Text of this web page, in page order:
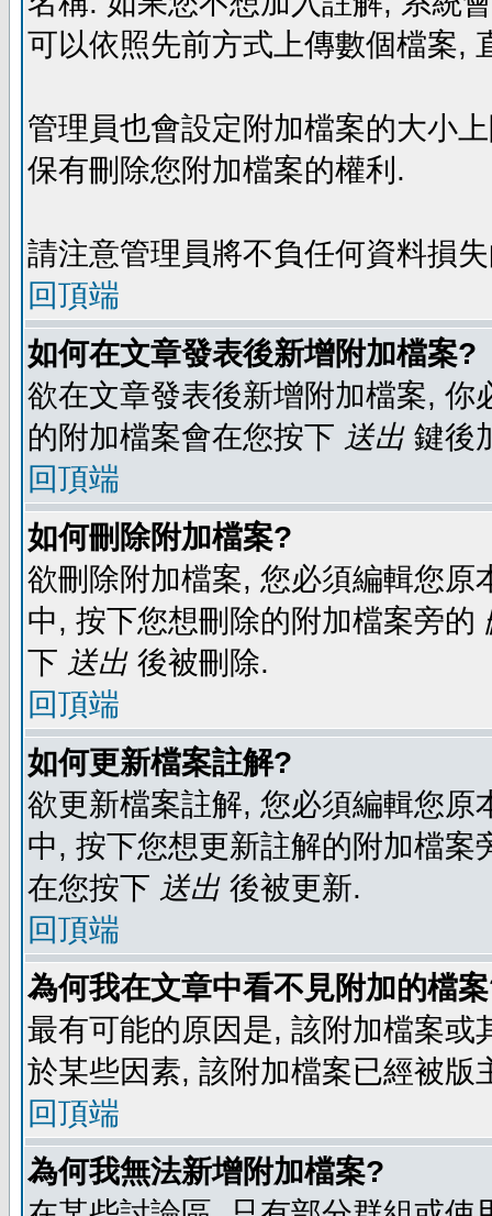
可以依照先前方式上傳數個檔案,
管理員也會設定附加檔案的大小
保有刪除您附加檔案的權利.
請注意管理員將不負任何資料損
回頂端
如何在文章發表後新增附加檔案?
欲在文章發表後新增附加檔案,
的附加檔案會在您按下 送出 鍵後
回頂端
如何刪除附加檔案?
欲刪除附加檔案, 您必須編輯您
中, 按下您想刪除的附加檔案旁的
下 送出 後被刪除.
回頂端
如何更新檔案註解?
欲更新檔案註解, 您必須編輯您
中, 按下您想更新註解的附加檔案
在您按下 送出 後被更新.
回頂端
為何我在文章中看不見附加的檔
最有可能的原因是, 該附加檔案
於某些因素, 該附加檔案已經被版
回頂端
為何我無法新增附加檔案?